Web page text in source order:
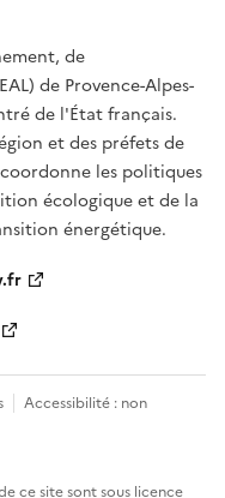
de
de Provence-Alpes-
de l'État français.
et des préfets de
les politiques
écologique et de la
énergétique.
Accessibilité : non
ce site sont sous licence